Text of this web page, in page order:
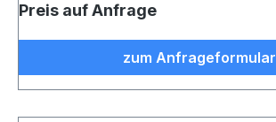
Preis auf Anfrage
zum Anfrageformular